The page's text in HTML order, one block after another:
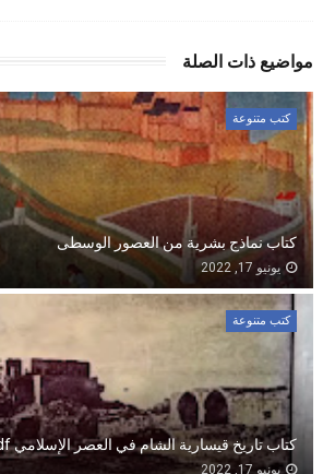
مواضيع ذات الصلة
كتب متنوعة
كتاب نماذج بشرية من العصور الوسطى
يونيو 17, 2022
كتب متنوعة
كتاب تاريخ قيسارية الشام في العصر الإسلامي pdf
يونيو 17, 2022